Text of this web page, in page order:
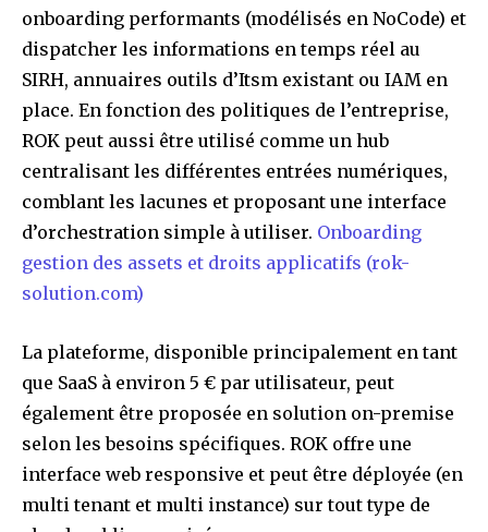
onboarding performants (modélisés en NoCode) et
dispatcher les informations en temps réel au
SIRH, annuaires outils d’Itsm existant ou IAM en
place. En fonction des politiques de l’entreprise,
ROK peut aussi être utilisé comme un hub
centralisant les différentes entrées numériques,
comblant les lacunes et proposant une interface
d’orchestration simple à utiliser. Onboarding
gestion des assets et droits applicatifs (rok-
solution.com)
La plateforme, disponible principalement en tant
que SaaS à environ 5 € par utilisateur, peut
également être proposée en solution on-premise
selon les besoins spécifiques. ROK offre une
interface web responsive et peut être déployée (en
multi tenant et multi instance) sur tout type de